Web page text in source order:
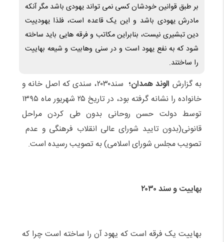
بر طبق قوانین خودشان کسی نمی تواند یهودی باشد مگر آنکه
مادرش یهودی باشد و این یک قاعده است، فلذا یهودییت
دین تبشیری نیست، بنابراین مکاتب و فرقه هایی باید ساخته
شود که به نفع یهود است و در سنی وهابیت و شیعه بهاییت
را ساختند.
به گزارش الوند همدان؛
سند۲۰۳۰، سندی که اصل خانه و
خانواده را نشانه گرفته بود، در تاریخ ۲۵ شهریور ماه ۱۳۹۵
توسط دولت حسن روحانی بدون طی کردن مراحل
قانونی(بدون تایید شورای عالی انقلاب فرهنگی و عدم
تصویب مجلس شورای اسلامی) به تصویب رسیده است.
بهاییت و سند ۲۰۳۰
بهاییت یک فرقه است که یهود آن را ساخته است چرا که